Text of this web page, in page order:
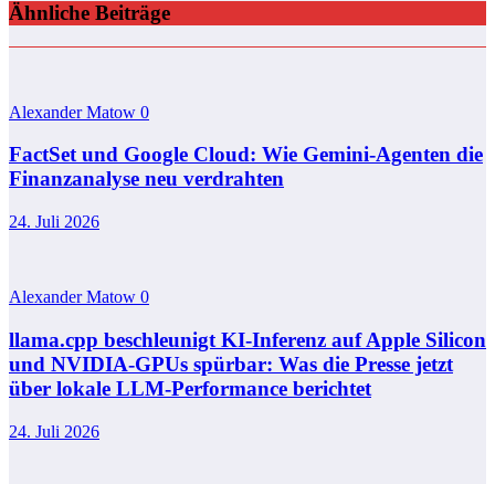
Ähnliche Beiträge
Alexander Matow 0
FactSet und Google Cloud: Wie Gemini-Agenten die
Finanzanalyse neu verdrahten
24. Juli 2026
Alexander Matow 0
llama.cpp beschleunigt KI-Inferenz auf Apple Silicon
und NVIDIA-GPUs spürbar: Was die Presse jetzt
über lokale LLM-Performance berichtet
24. Juli 2026